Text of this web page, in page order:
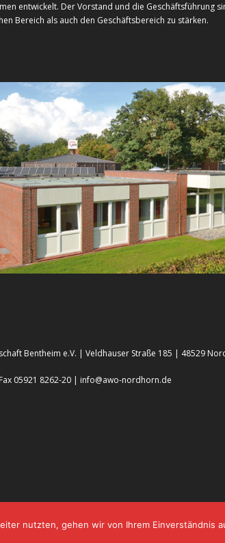
entwickelt. Der Vorstand und die Geschäftsführung
Bereich als auch den Geschäftsbereich zu stärken.
Bentheim e.V. | Veldhauser Straße 185 | 48529
05921 8262-20 | info@awo-nordhorn.de
nutzten, gehen wir von Ihrem Einverständnis